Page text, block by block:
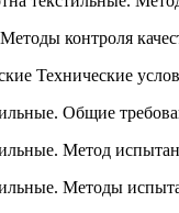
контроля
Технические
Общие
Метод
Методы